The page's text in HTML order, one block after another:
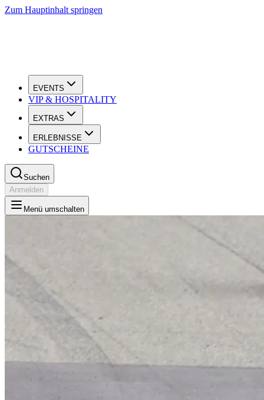
Zum Hauptinhalt springen
EVENTS
VIP & HOSPITALITY
EXTRAS
ERLEBNISSE
GUTSCHEINE
Suchen
Anmelden
Menü umschalten